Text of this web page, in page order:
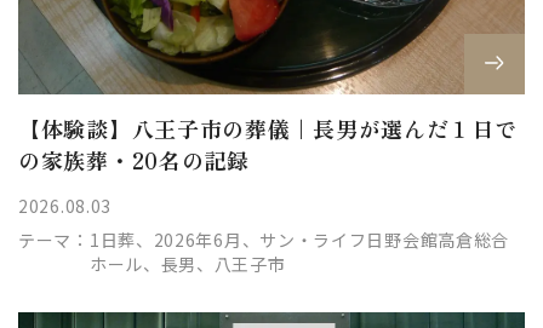
【体験談】八王子市の葬儀｜長男が選んだ１日で
の家族葬・20名の記録
2026.08.03
テーマ： 1日葬、2026年6月、サン・ライフ日野会館高倉総合
ホール、長男、八王子市